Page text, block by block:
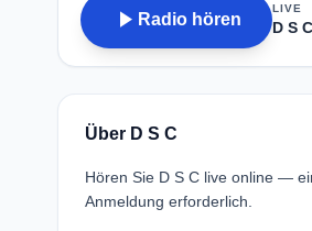
play_arrow Radio hören
LIVE
D S C
Über D S C
Hören Sie D S C live online —
Anmeldung erforderlich.